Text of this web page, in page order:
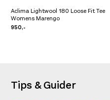
Aclima Lightwool 180 Loose Fit Tee
Womens Marengo
950,-
Tips & Guider